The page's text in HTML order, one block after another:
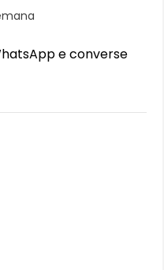
e converse